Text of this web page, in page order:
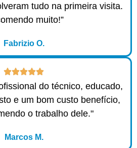
tudo na primeira visita.
muito!”
Fabrizio O.
do técnico, educado,
e um bom custo benefício,
o trabalho dele."
Marcos M.